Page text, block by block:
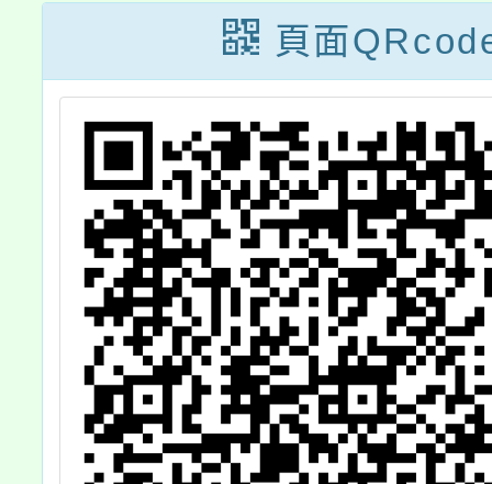
網路
輔導
習實
份，
加，
頁面